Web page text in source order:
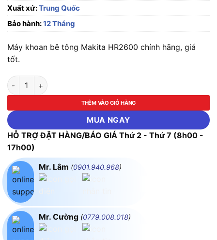
Xuất xứ:Trung Quốc
Bảo hành:12 Tháng
Máy khoan bê tông Makita HR2600 chính hãng, giá
tốt.
Máy khoan bê tông Makita HR2600 số lượng
THÊM VÀO GIỎ HÀNG
MUA NGAY
HỖ TRỢ ĐẶT HÀNG/BÁO GIÁ Thứ 2 - Thứ 7 (8h00 -
17h00)
Mr. Lâm (0901.940.968)
Mr. Cường (0779.008.018)